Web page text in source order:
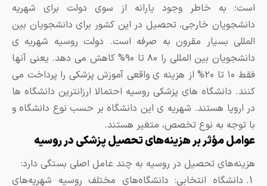
به خاطر وجود یارانه از سوی دولت برای شهریه
خارجی، تحصیل در این کشور برای دانشجویان بین
بسیار مقرون به صرفه است. دولت روسیه شهریه ی
دانشجویان بین المللی را ۸۰ تا ۹۰% کاهش می دهد. یعنی آنها
فقط ۱۰ تا ۲۰% از هزینه ی واقعی آموزش پزشکی را پرداخت می
دانشگاه های پزشکی روسیه احتمالا ارزانترین دانشگاه ها
اروپا هستند. شهریه ی این دانشگاه بر حسب نوع دانشگاه و
توجه به نوع تخصص، متغیر هستند.
مؤثر بر هزینه‌های تحصیل پزشکی در روسیه
تحصیل در روسیه به چند عامل اصلی بستگی دارد:
دانشگاه انتخابی: دانشگاه‌های مختلف روسیه شهریه‌های